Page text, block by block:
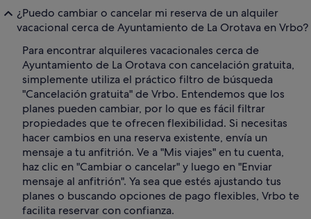
¿Puedo cambiar o cancelar mi reserva de un alquiler
vacacional cerca de Ayuntamiento de La Orotava en Vrbo?
Para encontrar alquileres vacacionales cerca de
Ayuntamiento de La Orotava con cancelación gratuita,
simplemente utiliza el práctico filtro de búsqueda
"Cancelación gratuita" de Vrbo. Entendemos que los
planes pueden cambiar, por lo que es fácil filtrar
propiedades que te ofrecen flexibilidad. Si necesitas
hacer cambios en una reserva existente, envía un
mensaje a tu anfitrión. Ve a "Mis viajes" en tu cuenta,
haz clic en "Cambiar o cancelar" y luego en "Enviar
mensaje al anfitrión". Ya sea que estés ajustando tus
planes o buscando opciones de pago flexibles, Vrbo te
facilita reservar con confianza.